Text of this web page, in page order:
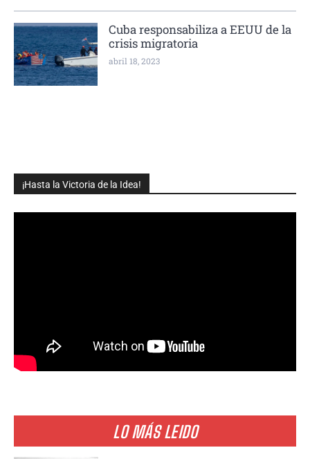
¡Hasta la Victoria de la Idea!
LO MÁS LEIDO
Cuba responsabiliza a EEUU de la
crisis migratoria
abril 18, 2023